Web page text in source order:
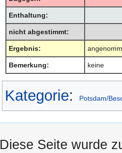
Enthaltung:
nicht abgestimmt:
Ergebnis:
Bemerkung: keine
Kategorie: Potsdam/
Diese Seite wurde